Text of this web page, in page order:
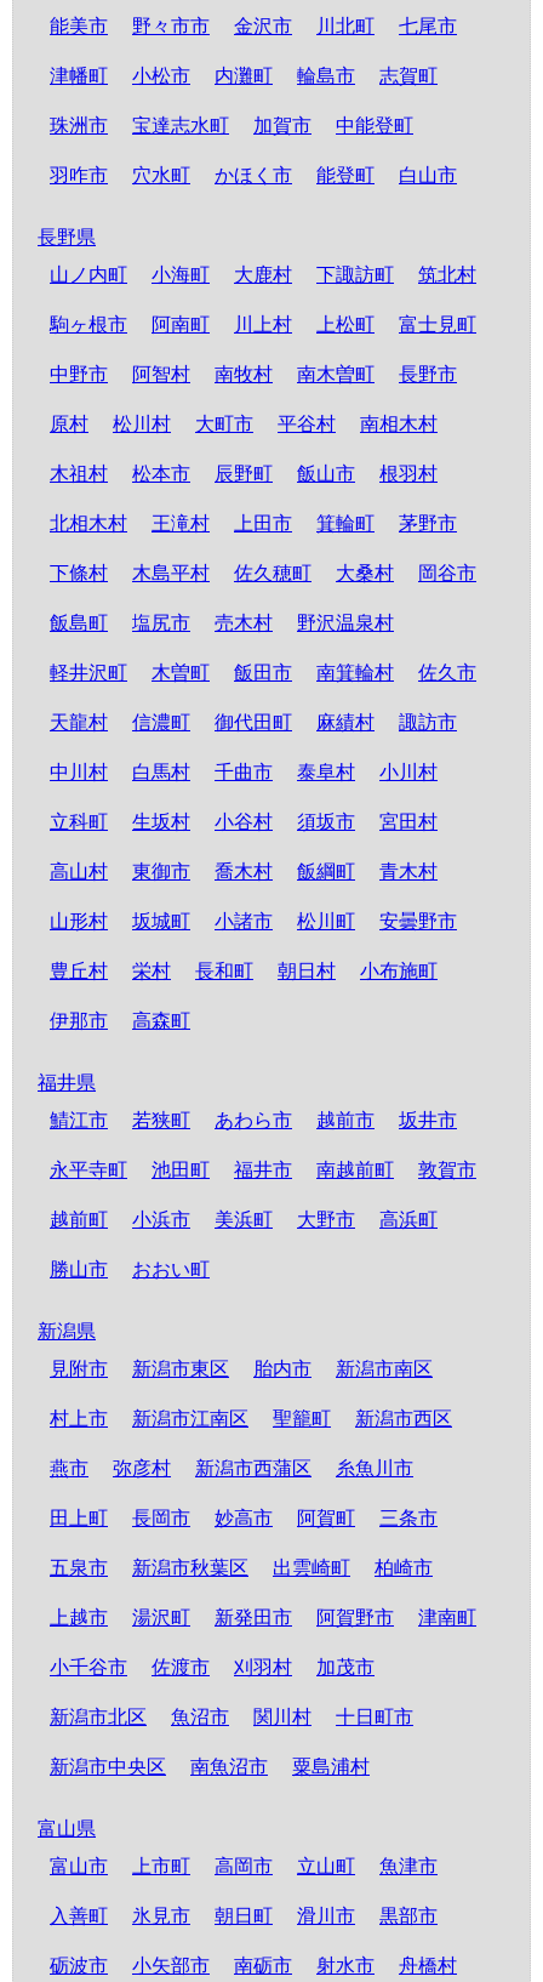
能美市
野々市市 金沢市 川北町 七尾市
津幡町 小松市 内灘町 輪島市 志賀町
珠洲市 宝達志水町 加賀市 中能登町
羽咋市 穴水町 かほく市 能登町 白山市
長野県
山ノ内町
小海町 大鹿村 下諏訪町 筑北村
駒ヶ根市 阿南町 川上村 上松町 富士見町
中野市 阿智村 南牧村 南木曽町 長野市
原村 松川村 大町市 平谷村 南相木村
木祖村 松本市 辰野町 飯山市 根羽村
北相木村 王滝村 上田市 箕輪町 茅野市
下條村 木島平村 佐久穂町 大桑村 岡谷市
飯島町 塩尻市 売木村 野沢温泉村
軽井沢町 木曽町 飯田市 南箕輪村 佐久市
天龍村 信濃町 御代田町 麻績村 諏訪市
中川村 白馬村 千曲市 泰阜村 小川村
立科町 生坂村 小谷村 須坂市 宮田村
高山村 東御市 喬木村 飯綱町 青木村
山形村 坂城町 小諸市 松川町 安曇野市
豊丘村 栄村 長和町 朝日村 小布施町
伊那市 高森町
福井県
鯖江市
若狭町 あわら市 越前市 坂井市
永平寺町 池田町 福井市 南越前町 敦賀市
越前町 小浜市 美浜町 大野市 高浜町
勝山市 おおい町
新潟県
見附市
新潟市東区 胎内市 新潟市南区
村上市 新潟市江南区 聖籠町 新潟市西区
燕市 弥彦村 新潟市西蒲区 糸魚川市
田上町 長岡市 妙高市 阿賀町 三条市
五泉市 新潟市秋葉区 出雲崎町 柏崎市
上越市 湯沢町 新発田市 阿賀野市 津南町
小千谷市 佐渡市 刈羽村 加茂市
新潟市北区 魚沼市 関川村 十日町市
新潟市中央区 南魚沼市 粟島浦村
富山県
富山市
上市町 高岡市 立山町 魚津市
入善町 氷見市 朝日町 滑川市 黒部市
砺波市 小矢部市 南砺市 射水市 舟橋村